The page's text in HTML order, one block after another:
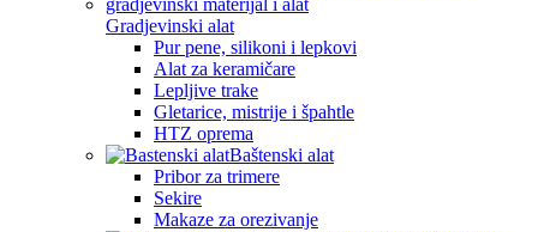
Gradjevinski alat
Pur pene, silikoni i lepkovi
Alat za keramičare
Lepljive trake
Gletarice, mistrije i špahtle
HTZ oprema
Baštenski alat
Pribor za trimere
Sekire
Makaze za orezivanje